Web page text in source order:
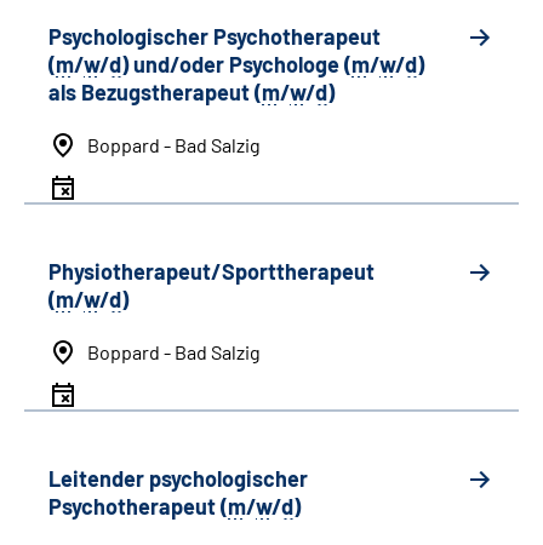
Psychologischer Psychotherapeut
(m/w/d) und/oder Psychologe (m/w/d)
als Bezugstherapeut (m/w/d)
Boppard - Bad Salzig
Physiotherapeut/Sporttherapeut
(m/w/d)
Boppard - Bad Salzig
Leitender psychologischer
Psychotherapeut (m/w/d)